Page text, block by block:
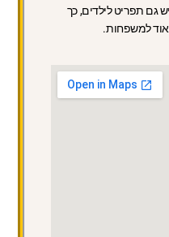
גם תפריט לילדים, כך
למשפחות.